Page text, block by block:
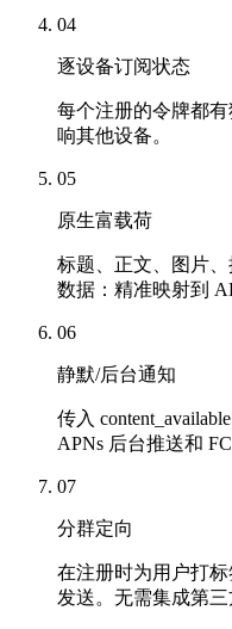
04
逐设备订阅状态
每个注册的令牌都
响其他设备。
05
原生富载荷
标题、正文、图片
数据：精准映射到
06
静默/后台通知
传入
APNs 后台推送和
07
分群定向
在注册时为用户打标
发送。无需集成第三